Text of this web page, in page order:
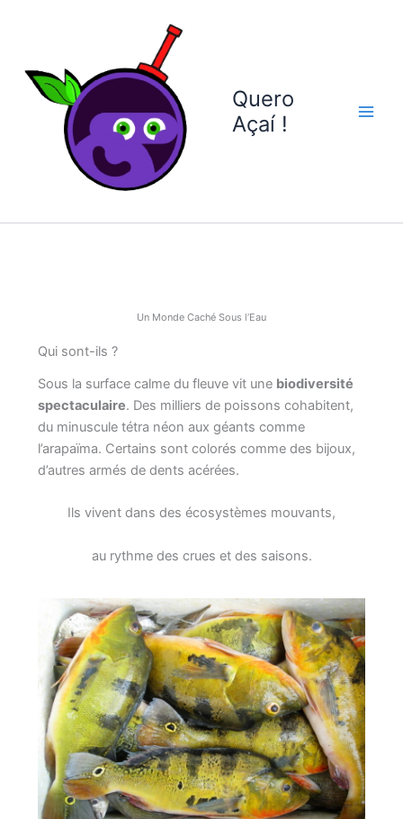
Quero
Açaí !
Un Monde Caché Sous l’Eau
Qui sont-ils ?
Sous la surface calme du fleuve vit une biodiversité
spectaculaire. Des milliers de poissons cohabitent,
du minuscule tétra néon aux géants comme
l’arapaïma. Certains sont colorés comme des bijoux,
d’autres armés de dents acérées.
Ils vivent dans des écosystèmes mouvants,
au rythme des crues et des saisons.